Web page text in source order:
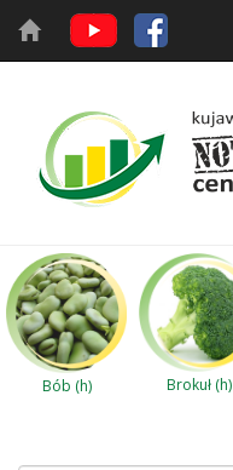
Bób (h) Brokuł (h)